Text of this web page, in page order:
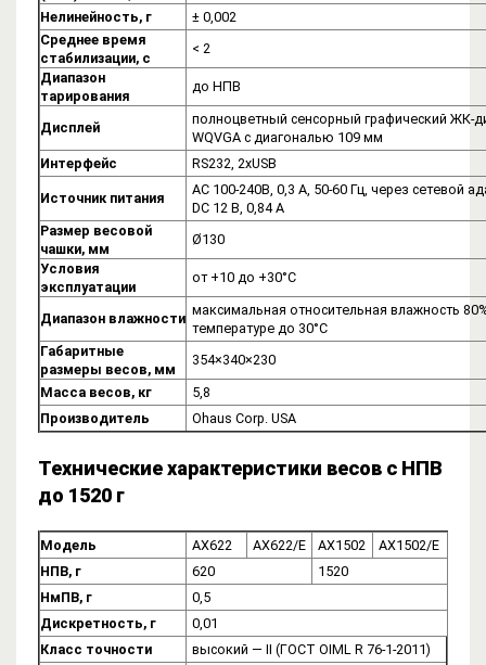
Нелинейность, г
± 0,002
Среднее время
стабилизации, с
< 2
Диапазон
тарирования
до НПВ
Дисплей
полноцветный сенсорный графический ЖК-
WQVGA с диагональю 109 мм
Интерфейс
RS232, 2хUSB
Источник питания
AC 100-240В, 0,3 А, 50-60 Гц, через сетевой
DC 12 В, 0,84 А
Размер весовой
чашки, мм
Ø130
Условия
эксплуатации
от +10 до +30°C
Диапазон влажности
максимальная относительная влажность
температуре до 30°C
Габаритные
размеры весов, мм
354×340×230
Масса весов, кг
5,8
Производитель
Ohaus Corp. USA
Технические характеристики весов с НПВ
до 1520 г
Модель AX622 AX622/E AX1502
AX1502/E
НПВ, г
620
1520
НмПВ, г
0,5
Дискретность, г
0,01
Класс точности
высокий — II (ГОСТ OIML R 76-1-2011)